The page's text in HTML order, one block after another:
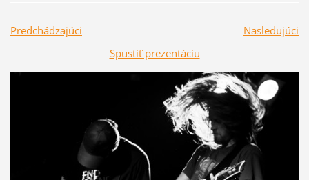
Predchádzajúci
Nasledujúci
Spustiť prezentáciu